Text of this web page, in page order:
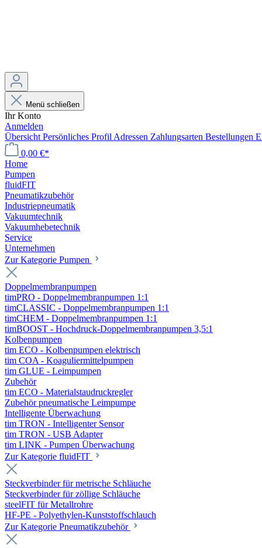
Menü schließen
Ihr Konto
Anmelden
Übersicht Persönliches Profil Adressen Zahlungsarten Bestellungen
0,00 €*
Home
Pumpen
fluidFIT
Pneumatikzubehör
Industriepneumatik
Vakuumtechnik
Vakuumhebetechnik
Service
Unternehmen
Zur Kategorie Pumpen
Doppelmembranpumpen
timPRO - Doppelmembranpumpen 1:1
timCLASSIC - Doppelmembranpumpen 1:1
timCHEM - Doppelmembranpumpen 1:1
timBOOST - Hochdruck-Doppelmembranpumpen 3,5:1
Kolbenpumpen
tim ECO - Kolbenpumpen elektrisch
tim COA - Koaguliermittelpumpen
tim GLUE - Leimpumpen
Zubehör
tim ECO - Materialstaudruckregler
Zubehör pneumatische Leimpumpe
Intelligente Überwachung
tim TRON - Intelligenter Sensor
tim TRON - USB Adapter
tim LINK - Pumpen Überwachung
Zur Kategorie fluidFIT
Steckverbinder für metrische Schläuche
Steckverbinder für zöllige Schläuche
steelFIT für Metallrohre
HF-PE - Polyethylen-Kunststoffschlauch
Zur Kategorie Pneumatikzubehör